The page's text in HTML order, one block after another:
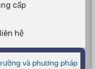
cấp
hệ
và phương pháp